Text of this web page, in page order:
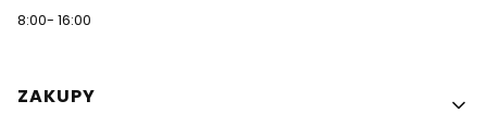
8:00- 16:00
Linki w stopce
ZAKUPY